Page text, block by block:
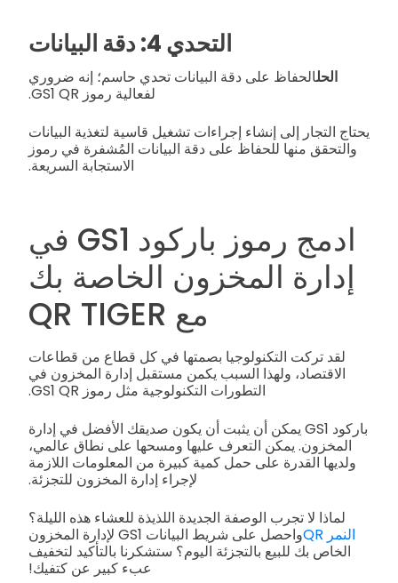
التحدي 4: دقة البيانات
الحلالحفاظ على دقة البيانات تحدي حاسم؛ إنه ضروري
لفعالية رموز GS1 QR.
يحتاج التجار إلى إنشاء إجراءات تشغيل قاسية لتغذية البيانات
والتحقق منها للحفاظ على دقة البيانات المُشفرة في رموز
الاستجابة السريعة.
ادمج رموز باركود GS1 في
إدارة المخزون الخاصة بك
مع QR TIGER
لقد تركت التكنولوجيا بصمتها في كل قطاع من قطاعات
الاقتصاد، ولهذا السبب يكمن مستقبل إدارة المخزون في
التطورات التكنولوجية مثل رموز GS1 QR.
باركود GS1 يمكن أن يثبت أن يكون صديقك الأفضل في إدارة
المخزون. يمكن التعرف عليها ومسحها على نطاق عالمي،
ولديها القدرة على حمل كمية كبيرة من المعلومات اللازمة
لإجراء إدارة المخزون للتجزئة.
لماذا لا تجرب الوصفة الجديدة اللذيذة للعشاء هذه الليلة؟
النمر QR
واحصل على شريط البيانات GS1 لإدارة المخزون
الخاص بك للبيع بالتجزئة اليوم؟ ستشكرنا بالتأكيد لتخفيف
عبء كبير عن كتفيك!